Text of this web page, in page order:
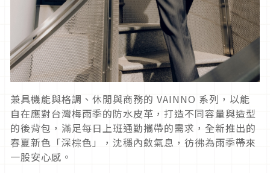
兼具機能與格調、休閒與商務的 VAINNO 系列，以能
自在應對台灣梅雨季的防水皮革，打造不同容量與造型
的後背包，滿足每日上班通勤攜帶的需求，全新推出的
春夏新色「深棕色」，沈穩內斂氣息，彷彿為雨季帶來
一股安心感。